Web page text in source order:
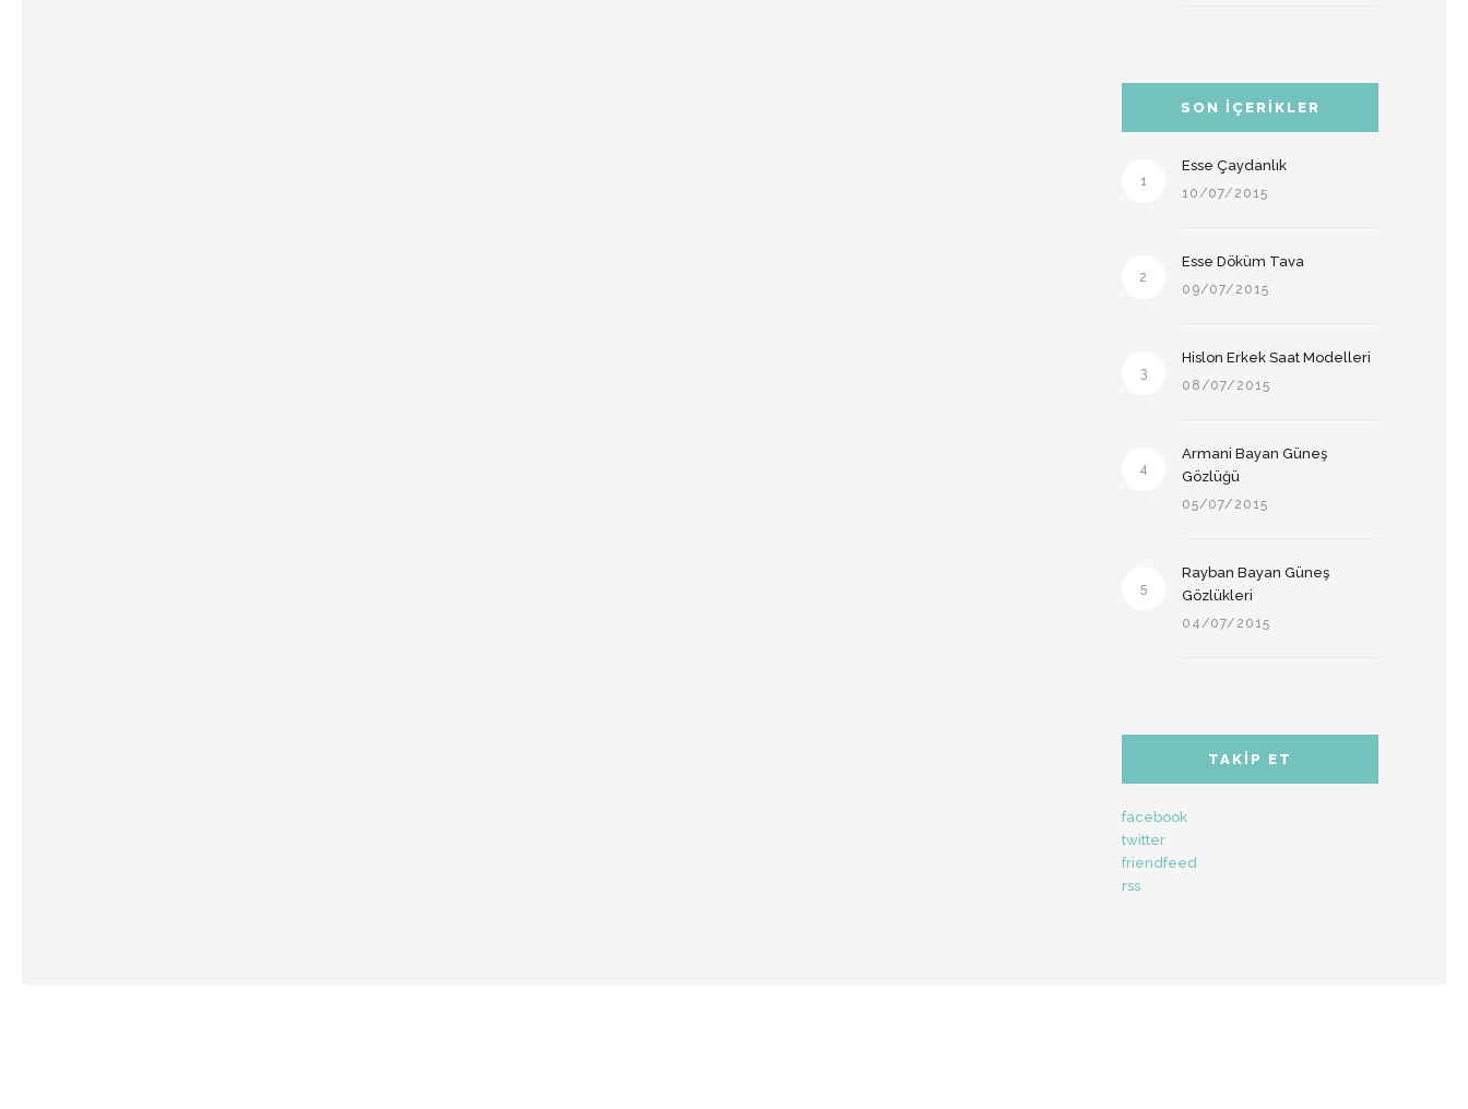
SON İÇERIKLER
1
Esse Çaydanlık
10/07/2015
2
Esse Döküm Tava
09/07/2015
3
Hislon Erkek Saat Modelleri
08/07/2015
4
Armani Bayan Güneş
Gözlüğü
05/07/2015
5
Rayban Bayan Güneş
Gözlükleri
04/07/2015
TAKIP ET
facebook
twitter
friendfeed
rss